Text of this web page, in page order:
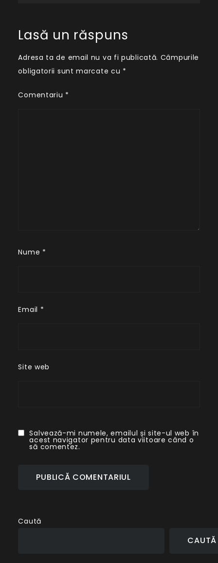
Lasă un răspuns
Adresa ta de email nu va fi publicată. Câmpurile
obligatorii sunt marcate cu *
Comentariu *
Nume *
Email *
Site web
Salvează-mi numele, emailul și site-ul web în
acest navigator pentru data viitoare când o
să comentez.
Caută
CAUTĂ